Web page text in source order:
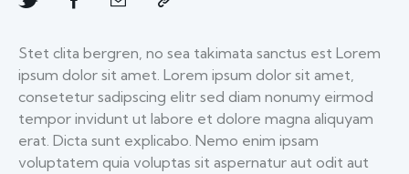
Stet clita bergren, no sea takimata sanctus est Lorem
ipsum dolor sit amet. Lorem ipsum dolor sit amet,
consetetur sadipscing elitr sed diam nonumy eirmod
tempor invidunt ut labore et dolore magna aliquyam
erat. Dicta sunt explicabo. Nemo enim ipsam
voluptatem quia voluptas sit aspernatur aut odit aut